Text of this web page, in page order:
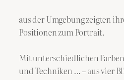
aus der Umgebung zeigten
Positionen zum Portrait.
Mit unterschiedlichen Farben
und Techniken … – aus vier